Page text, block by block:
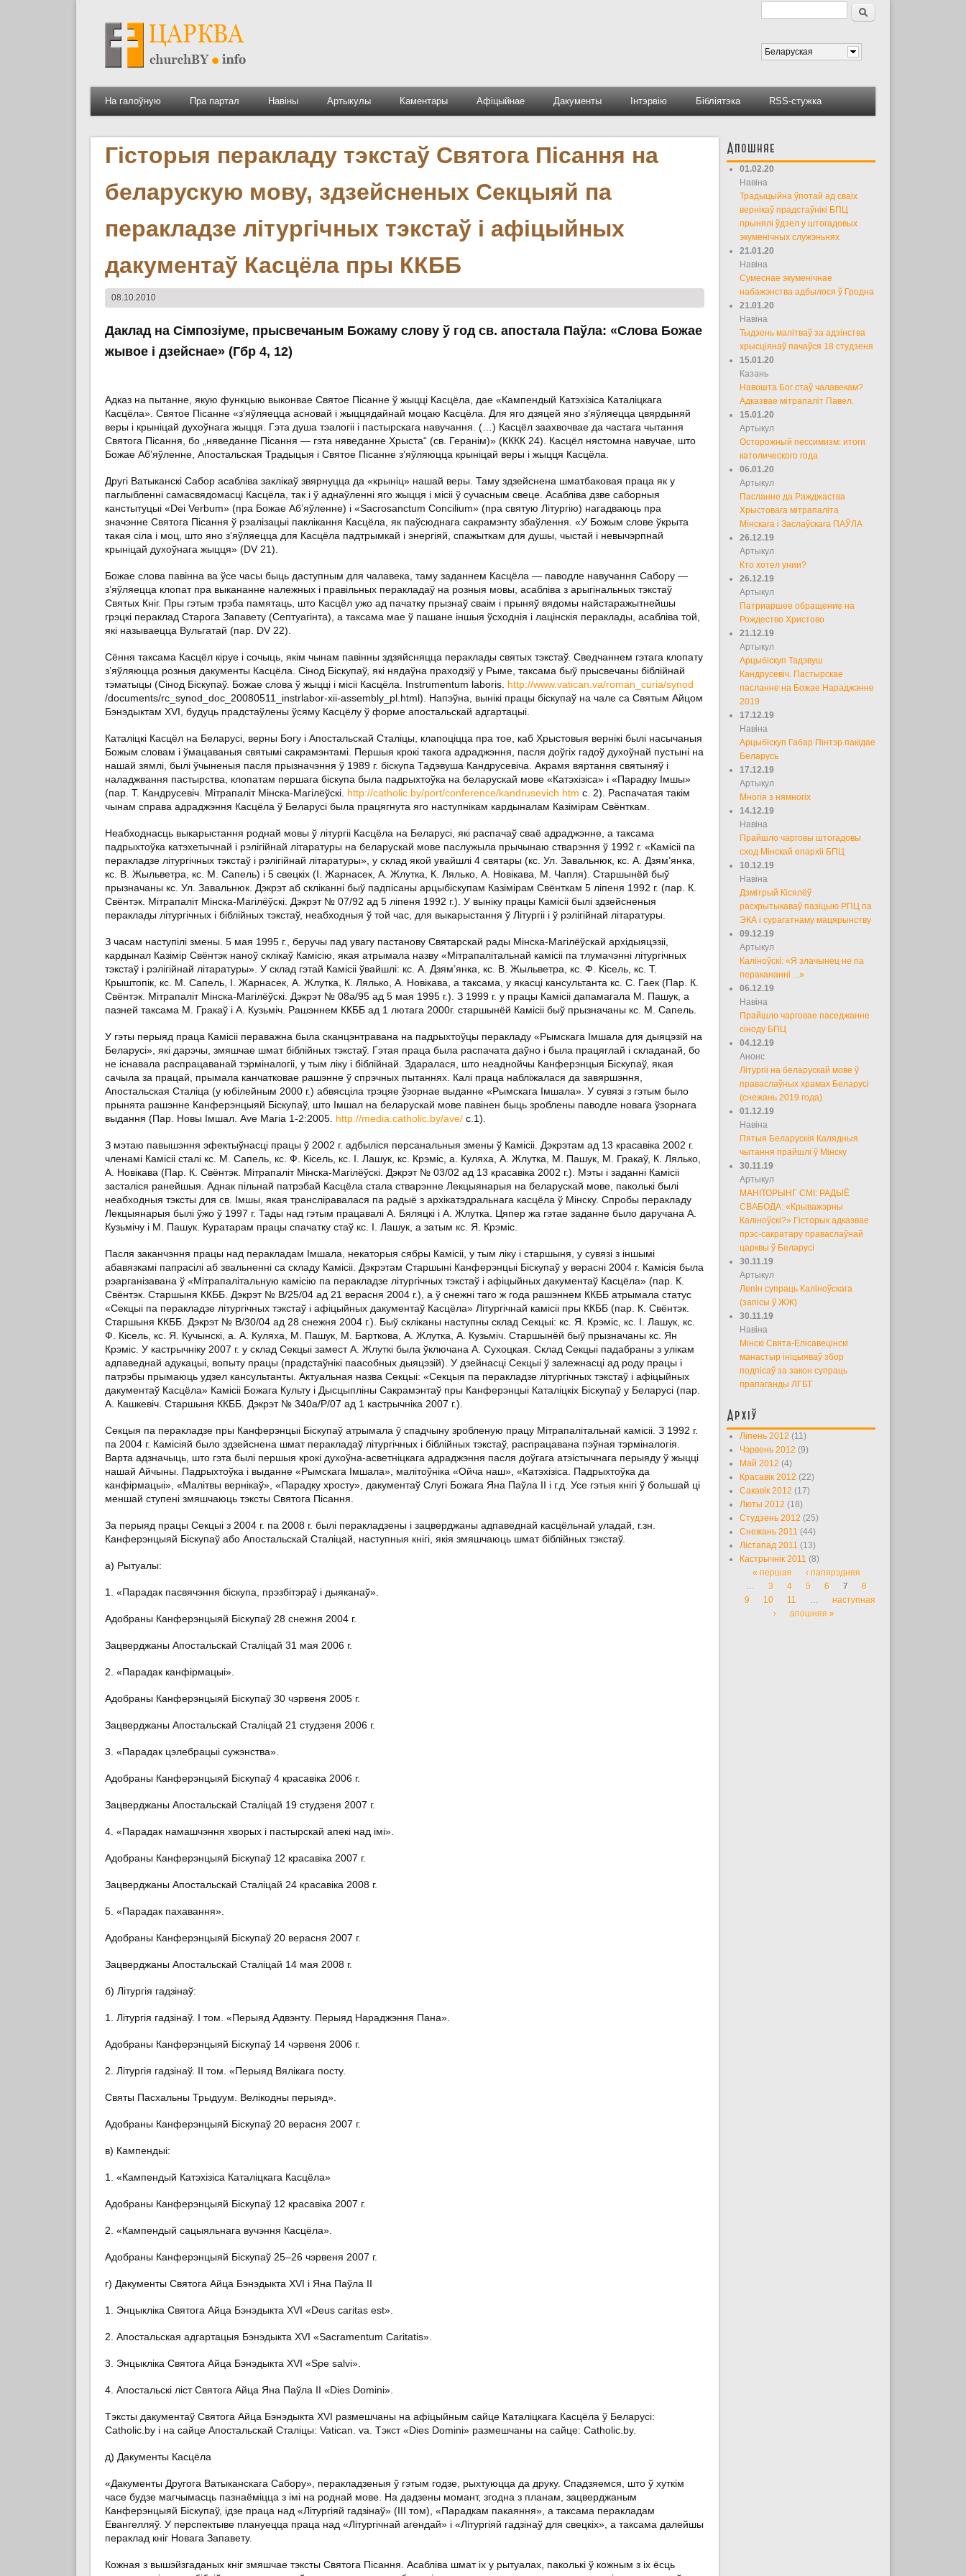
Форма пошуку
Пошук
Беларуская
На галоўную Пра партал Навіны Артыкулы Каментары Афіцыйнае Дакументы Інтэрвію Бібліятэка RSS-стужка
Гісторыя перакладу тэкстаў Святога Пісання на
беларускую мову, здзейсненых Секцыяй па
перакладзе літургічных тэкстаў і афіцыйных
дакументаў Касцёла пры ККББ
08.10.2010
Даклад на Сімпозіуме, прысвечаным Божаму слову ў год св. апостала Паўла: «Слова Божае
жывое і дзейснае» (Гбр 4, 12)
Адказ на пытанне, якую функцыю выконвае Святое Пісанне ў жыцці Касцёла, дае «Кампендый Катэхізіса Каталіцкага
Касцёла». Святое Пісанне «з’яўляецца асновай і жыццядайнай моцаю Касцёла. Для яго дзяцей яно з’яўляецца цвярдыняй
веры і крыніцай духоўнага жыцця. Гэта душа тэалогіі і пастырскага навучання. (…) Касцёл заахвочвае да частага чытання
Святога Пісання, бо „няведанне Пісання — гэта няведанне Хрыста“ (св. Геранім)» (КККК 24). Касцёл нястомна навучае, што
Божае Аб’яўленне, Апостальская Традыцыя і Святое Пісанне з’яўляюцца крыніцай веры і жыцця Касцёла.
Другі Ватыканскі Сабор асабліва заклікаў звярнуцца да «крыніц» нашай веры. Таму здзейснена шматбаковая праца як у
паглыбленні самасвядомасці Касцёла, так і ў аднаўленні яго жыцця і місіі ў сучасным свеце. Асабліва дзве саборныя
канстытуцыі «Dei Verbum» (пра Божае Аб’яўленне) і «Sacrosanctum Concilium» (пра святую Літургію) нагадваюць пра
значэнне Святога Пісання ў рэалізацыі паклікання Касцёла, як паўсюднага сакрамэнту збаўлення. «У Божым слове ўкрыта
такая сіла і моц, што яно з’яўляецца для Касцёла падтрымкай і энергіяй, спажыткам для душы, чыстай і невычэрпнай
крыніцай духоўнага жыцця» (DV 21).
Божае слова павінна ва ўсе часы быць даступным для чалавека, таму заданнем Касцёла — паводле навучання Сабору —
з’яўляецца клопат пра выкананне належных і правільных перакладаў на розныя мовы, асабліва з арыгінальных тэкстаў
Святых Кніг. Пры гэтым трэба памятаць, што Касцёл ужо ад пачатку прызнаў сваім і прыняў вядомы найстаражытнейшы
грэцкі пераклад Старога Запавету (Септуагінта), а таксама мае ў пашане іншыя ўсходнія і лацінскія пераклады, асабліва той,
які называецца Вульгатай (пар. DV 22).
Сёння таксама Касцёл кіруе і сочыць, якім чынам павінны здзяйсняцца пераклады святых тэкстаў. Сведчаннем гэтага клопату
з’яўляюцца розныя дакументы Касцёла. Сінод Біскупаў, які нядаўна праходзіў у Рыме, таксама быў прысвечаны біблійнай
тэматыцы (Сінод Біскупаў. Божае слова ў жыцці і місіі Касцёла. Instrumentum laboris. http://www.vatican.va/roman_curia/synod
/documents/rc_synod_doc_20080511_instrlabor-xii-assembly_pl.html). Напэўна, вынікі працы біскупаў на чале са Святым Айцом
Бэнэдыктам XVI, будуць прадстаўлены ўсяму Касцёлу ў форме апостальскай адгартацыі.
Каталіцкі Касцёл на Беларусі, верны Богу і Апостальскай Сталіцы, клапоціцца пра тое, каб Хрыстовыя вернікі былі насычаныя
Божым словам і ўмацаваныя святымі сакрамэнтамі. Першыя крокі такога адраджэння, пасля доўгіх гадоў духоўнай пустыні на
нашай зямлі, былі ўчыненыя пасля прызначэння ў 1989 г. біскупа Тадэвуша Кандрусевіча. Акрамя вяртання святыняў і
наладжвання пастырства, клопатам першага біскупа была падрыхтоўка на беларускай мове «Катэхізіса» і «Парадку Імшы»
(пар. Т. Кандрусевіч. Мітрапаліт Мінска-Магілёўскі. http://catholic.by/port/conference/kandrusevich.htm с. 2). Распачатая такім
чынам справа адраджэння Касцёла ў Беларусі была працягнута яго наступнікам кардыналам Казімірам Свёнткам.
Неабходнасць выкарыстання роднай мовы ў літургіі Касцёла на Беларусі, які распачаў сваё адраджэнне, а таксама
падрыхтоўка катэхетычнай і рэлігійнай літаратуры на беларускай мове паслужыла прычынаю стварэння ў 1992 г. «Камісіі па
перакладзе літургічных тэкстаў і рэлігійнай літаратуры», у склад якой увайшлі 4 святары (кс. Ул. Завальнюк, кс. А. Дзям’янка,
кс. В. Жыльветра, кс. М. Сапель) і 5 свецкіх (І. Жарнасек, А. Жлутка, К. Лялько, А. Новікава, М. Чапля). Старшынёй быў
прызначаны кс. Ул. Завальнюк. Дэкрэт аб скліканні быў падпісаны арцыбіскупам Казімірам Свёнткам 5 ліпеня 1992 г. (пар. К.
Свёнтэк. Мітрапаліт Мінска-Магілёўскі. Дэкрэт № 07/92 ад 5 ліпеня 1992 г.). У выніку працы Камісіі былі здзейсненыя
пераклады літургічных і біблійных тэкстаў, неабходныя ў той час, для выкарыстання ў Літургіі і ў рэлігійнай літаратуры.
З часам наступілі змены. 5 мая 1995 г., беручы пад увагу пастанову Святарскай рады Мінска-Магілёўскай архідыяцэзіі,
кардынал Казімір Свёнтэк наноў склікаў Камісію, якая атрымала назву «Мітрапалітальнай камісіі па тлумачэнні літургічных
тэкстаў і рэлігійнай літаратуры». У склад гэтай Камісіі ўвайшлі: кс. А. Дзям’янка, кс. В. Жыльветра, кс. Ф. Кісель, кс. Т.
Крыштопік, кс. М. Сапель, І. Жарнасек, А. Жлутка, К. Лялько, А. Новікава, а таксама, у якасці кансультанта кс. С. Гаек (Пар. К.
Свёнтэк. Мітрапаліт Мінска-Магілёўскі. Дэкрэт № 08а/95 ад 5 мая 1995 г.). З 1999 г. у працы Камісіі дапамагала М. Пашук, а
пазней таксама М. Гракаў і А. Кузьміч. Рашэннем ККББ ад 1 лютага 2000г. старшынёй Камісіі быў прызначаны кс. М. Сапель.
У гэты перыяд праца Камісіі пераважна была сканцэнтравана на падрыхтоўцы перакладу «Рымскага Імшала для дыяцэзій на
Беларусі», які дарэчы, змяшчае шмат біблійных тэкстаў. Гэтая праца была распачата даўно і была працяглай і складанай, бо
не існавала распрацаванай тэрміналогіі, у тым ліку і біблійнай. Здаралася, што неаднойчы Канферэнцыя Біскупаў, якая
сачыла за працай, прымала канчатковае рашэнне ў спрэчных пытаннях. Калі праца набліжалася да завяршэння,
Апостальская Сталіца (у юбілейным 2000 г.) абвясціла трэцяе ўзорнае выданне «Рымскага Імшала». У сувязі з гэтым было
прынята рашэнне Канферэнцыяй Біскупаў, што Імшал на беларускай мове павінен быць зроблены паводле новага ўзорнага
выдання (Пар. Новы Імшал. Ave Maria 1-2:2005. http://media.catholic.by/ave/с.1).
З мэтаю павышэння эфектыўнасці працы ў 2002 г. адбыліся персанальныя змены ў Камісіі. Дэкрэтам ад 13 красавіка 2002 г.
членамі Камісіі сталі кс. М. Сапель, кс. Ф. Кісель, кс. І. Лашук, кс. Крэміс, а. Куляха, А. Жлутка, М. Пашук, М. Гракаў, К. Лялько,
А. Новікава (Пар. К. Свёнтэк. Мітрапаліт Мінска-Магілёўскі. Дэкрэт № 03/02 ад 13 красавіка 2002 г.). Мэты і заданні Камісіі
засталіся ранейшыя. Аднак пільнай патрэбай Касцёла стала стварэнне Лекцыянарыя на беларускай мове, паколькі былі
неабходныя тэксты для св. Імшы, якая трансліравалася па радыё з архікатэдральнага касцёла ў Мінску. Спробы перакладу
Лекцыянарыя былі ўжо ў 1997 г. Тады над гэтым працавалі А. Бяляцкі і А. Жлутка. Цяпер жа гэтае заданне было даручана А.
Кузьмічу і М. Пашук. Куратарам працы спачатку стаў кс. І. Лашук, а затым кс. Я. Крэміс.
Пасля заканчэння працы над перакладам Імшала, некаторыя сябры Камісіі, у тым ліку і старшыня, у сувязі з іншымі
абавязкамі папрасілі аб звальненні са складу Камісіі. Дэкрэтам Старшыні Канферэнцыі Біскупаў у верасні 2004 г. Камісія была
рэарганізавана ў «Мітрапалітальную камісію па перакладзе літургічных тэкстаў і афіцыйных дакументаў Касцёла» (пар. К.
Свёнтэк. Старшыня ККББ. Дэкрэт № B/25/04 ад 21 верасня 2004 г.), а ў снежні таго ж года рашэннем ККББ атрымала статус
«Секцыі па перакладзе літургічных тэкстаў і афіцыйных дакументаў Касцёла» Літургічнай камісіі пры ККББ (пар. К. Свёнтэк.
Старшыня ККББ. Дэкрэт № B/30/04 ад 28 снежня 2004 г.). Быў скліканы наступны склад Секцыі: кс. Я. Крэміс, кс. І. Лашук, кс.
Ф. Кісель, кс. Я. Кучынскі, а. А. Куляха, М. Пашук, М. Барткова, А. Жлутка, А. Кузьміч. Старшынёй быў прызначаны кс. Ян
Крэміс. У кастрычніку 2007 г. у склад Секцыі замест А. Жлуткі была ўключана А. Сухоцкая. Склад Секцыі падабраны з улікам
адпаведнай адукацыі, вопыту працы (прадстаўнікі паасобных дыяцэзій). У дзейнасці Секцыі ў залежнасці ад роду працы і
патрэбы прымаюць удзел кансультанты. Актуальная назва Секцыі: «Секцыя па перакладзе літургічных тэкстаў і афіцыйных
дакументаў Касцёла» Камісіі Божага Культу і Дысцыпліны Сакрамэнтаў пры Канферэнцыі Каталіцкіх Біскупаў у Беларусі (пар.
А. Кашкевіч. Старшыня ККББ. Дэкрэт № 340а/Р/07 ад 1 кастрычніка 2007 г.).
Секцыя па перакладзе пры Канферэнцыі Біскупаў атрымала ў спадчыну зробленую працу Мітрапалітальнай камісіі. З 1992 г.
па 2004 г. Камісіяй было здзейснена шмат перакладаў літургічных і біблійных тэкстаў, распрацавана пэўная тэрміналогія.
Варта адзначыць, што гэта былі першыя крокі духоўна-асветніцкага адраджэння пасля доўгага атэістычнага перыяду ў жыцці
нашай Айчыны. Падрыхтоўка і выданне «Рымскага Імшала», малітоўніка «Ойча наш», «Катэхізіса. Падрыхтоўка да
канфірмацыі», «Малітвы вернікаў», «Парадку хросту», дакументаў Слугі Божага Яна Паўла ІІ і г.д. Усе гэтыя кнігі ў большай ці
меншай ступені змяшчаюць тэксты Святога Пісання.
За перыяд працы Секцыі з 2004 г. па 2008 г. былі перакладзены і зацверджаны адпаведнай касцёльнай уладай, г.зн.
Канферэнцыяй Біскупаў або Апостальскай Сталіцай, наступныя кнігі, якія змяшчаюць шмат біблійных тэкстаў.
а) Рытуалы:
1. «Парадак пасвячэння біскупа, прэзбітэраў і дыяканаў».
Адобраны Канферэнцыяй Біскупаў 28 снежня 2004 г.
Зацверджаны Апостальскай Сталіцай 31 мая 2006 г.
2. «Парадак канфірмацыі».
Адобраны Канферэнцыяй Біскупаў 30 чэрвеня 2005 г.
Зацверджаны Апостальскай Сталіцай 21 студзеня 2006 г.
3. «Парадак цэлебрацыі сужэнства».
Адобраны Канферэнцыяй Біскупаў 4 красавіка 2006 г.
Зацверджаны Апостальскай Сталіцай 19 студзеня 2007 г.
4. «Парадак намашчэння хворых і пастырскай апекі над імі».
Адобраны Канферэнцыяй Біскупаў 12 красавіка 2007 г.
Зацверджаны Апостальскай Сталіцай 24 красавіка 2008 г.
5. «Парадак пахавання».
Адобраны Канферэнцыяй Біскупаў 20 верасня 2007 г.
Зацверджаны Апостальскай Сталіцай 14 мая 2008 г.
б) Літургія гадзінаў:
1. Літургія гадзінаў. І том. «Перыяд Адвэнту. Перыяд Нараджэння Пана».
Адобраны Канферэнцыяй Біскупаў 14 чэрвеня 2006 г.
2. Літургія гадзінаў. ІІ том. «Перыяд Вялікага посту.
Святы Пасхальны Трыдуум. Велікодны перыяд».
Адобраны Канферэнцыяй Біскупаў 20 верасня 2007 г.
в) Кампендыі:
1. «Кампендый Катэхізіса Каталіцкага Касцёла»
Адобраны Канферэнцыяй Біскупаў 12 красавіка 2007 г.
2. «Кампендый сацыяльнага вучэння Касцёла».
Адобраны Канферэнцыяй Біскупаў 25–26 чэрвеня 2007 г.
г) Дакументы Святога Айца Бэнэдыкта XVI і Яна Паўла ІІ
1. Энцыкліка Святога Айца Бэнэдыкта XVI «Deus caritas est».
2. Апостальская адгартацыя Бэнэдыкта XVI «Sacramentum Caritatis».
3. Энцыкліка Святога Айца Бэнэдыкта XVI «Spe salvi».
4. Апостальскі ліст Святога Айца Яна Паўла ІІ «Dies Domini».
Тэксты дакументаў Святога Айца Бэнэдыкта XVI размешчаны на афіцыйным сайце Каталіцкага Касцёла ў Беларусі:
Сatholic.by і на сайце Апостальскай Сталіцы: Vatican. va. Тэкст «Dies Domini» размешчаны на сайце: Сatholic.by.
д) Дакументы Касцёла
«Дакументы Другога Ватыканскага Сабору», перакладзеныя ў гэтым годзе, рыхтуюцца да друку. Спадзяемся, што ў хуткім
часе будзе магчымасць пазнаёміцца з імі на роднай мове. На дадзены момант, згодна з планам, зацверджаным
Канферэнцыяй Біскупаў, ідзе праца над «Літургіяй гадзінаў» (ІІІ том), «Парадкам пакаяння», а таксама перакладам
Евангелляў. У перспектыве плануецца праца над «Літургічнай агендай» і «Літургіяй гадзінаў для свецкіх», а таксама далейшы
пераклад кніг Новага Запавету.
Кожная з вышэйзгаданых кніг змяшчае тэксты Святога Пісання. Асабліва шмат іх у рытуалах, паколькі ў кожным з іх ёсць
Апошняе
01.02.20
Навіна
Традыцыйна ўпотай ад сваіх
вернікаў прадстаўнікі БПЦ
прынялі ўдзел у штогадовых
экуменічных служэньнях
21.01.20
Навіна
Сумеснае экуменічнае
набажэнства адбылося ў Гродна
21.01.20
Навіна
Тыдзень малітваў за адзінства
хрысціянаў пачаўся 18 студзеня
15.01.20
Казань
Навошта Бог стаў чалавекам?
Адказвае мітрапаліт Павел.
15.01.20
Артыкул
Осторожный пессимизм: итоги
католического года
06.01.20
Артыкул
Пасланне да Ражджаства
Хрыстовага мітрапаліта
Мінскага і Заслаўскага ПАЎЛА
26.12.19
Артыкул
Кто хотел унии?
26.12.19
Артыкул
Патриаршее обращение на
Рождество Христово
21.12.19
Артыкул
Арцыбіскуп Тадэвуш
Кандрусевіч. Пастырскае
пасланне на Божае Нараджэнне
2019
17.12.19
Навіна
Арцыбіскуп Габар Пінтэр пакідае
Беларусь
17.12.19
Артыкул
Многія з нямногіх
14.12.19
Навіна
Прайшло чарговы штогадовы
сход Мінскай епархіі БПЦ
10.12.19
Навіна
Дзмітрый Кісялёў
раскрытыкаваў пазіцыю РПЦ па
ЭКА і сурагатнаму мацярынству
09.12.19
Артыкул
Каліноўскі: «Я злачынец не па
перакананні ...»
06.12.19
Навіна
Прайшло чарговае паседжанне
сіноду БПЦ
04.12.19
Анонс
Літургіі на беларускай мове ў
праваслаўных храмах Беларусі
(снежань 2019 года)
01.12.19
Навіна
Пятыя Беларускія Калядныя
чытання прайшлі ў Мінску
30.11.19
Артыкул
МАНІТОРЫНГ СМІ: РАДЫЁ
СВАБОДА: «Крыважэрны
Каліноўскі?» Гісторык адказвае
прэс-сакратару праваслаўнай
царквы ў Беларусі
30.11.19
Артыкул
Лепін супраць Каліноўскага
(запісы ў ЖЖ)
30.11.19
Навіна
Мінскі Свята-Елісавецінскі
манастыр ініцыяваў збор
подпісаў за закон супраць
прапаганды ЛГБТ
Архіў
Ліпень 2012 (11)
Чэрвень 2012 (9)
Май 2012 (4)
Красавік 2012 (22)
Сакавік 2012 (17)
Люты 2012 (18)
Студзень 2012 (25)
Снежань 2011 (44)
Лістапад 2011 (13)
Кастрычнік 2011 (8)
Старонкі
« першая
‹ папярэдняя
…
3 4 5 6 7
8
9
10 11 …
наступная
›
апошняя »